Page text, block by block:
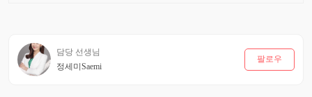
담당 선생님
정세미Saemi
팔로우